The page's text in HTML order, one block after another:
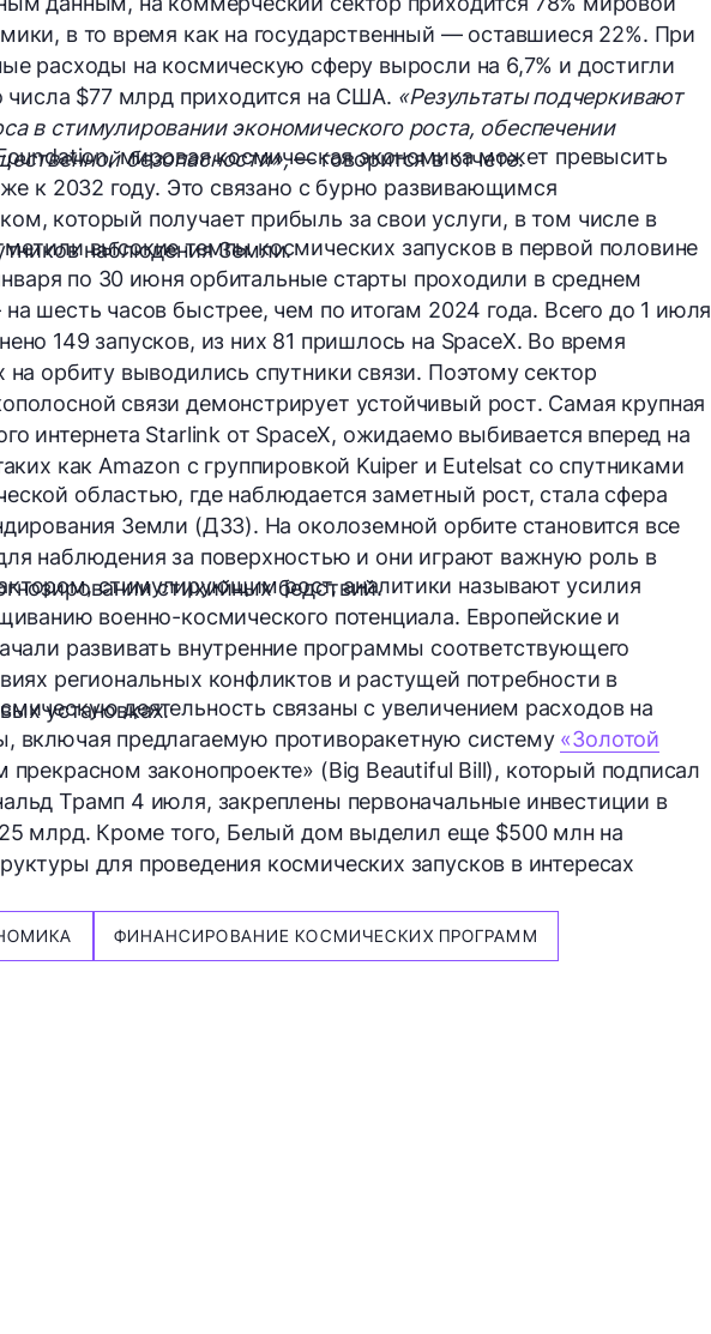
в то время как на государственный — оставшиеся 22%. При
расходы на космическую сферу выросли на 6,7% и достигли
числа $77 млрдприходится на США. «Результаты подчеркивают
в стимулировании экономического роста, обеспечении
безопасности»,— говорится в отчете.
мировая космическая экономика может превысить
к 2032 году. Это связано с бурно развивающимся
который получает прибыль за свои услуги, в том числе в
наблюдения Земли.
высокие темпы космических запусков в первой половине
по 30 июня орбитальные старты проходили в среднем
шесть часов быстрее, чем по итогам 2024 года. Всего до 1 июля
149 запусков, из них 81 пришлось на SpaceX. Во время
на орбиту выводились спутники связи. Поэтому сектор
связи демонстрирует устойчивый рост. Самая крупная
интернета Starlink от SpaceX, ожидаемо выбивается вперед на
как Amazon с группировкой Kuiper и Eutelsat со спутниками
областью, где наблюдается заметный рост, стала сфера
Земли (ДЗЗ). На околоземной орбите становится все
наблюдения за поверхностью и они играют важную роль в
стихийных бедствий.
стимулирующим рост, аналитики называют усилия
военно-космического потенциала. Европейские и
развивать внутренние программы соответствующего
региональных конфликтов и растущей потребности в
установках.деятельность связаны с увеличением расходов на
включая предлагаемую противоракетную систему «Золотой
законопроекте» (Big Beautiful Bill), который подписал
Трамп 4 июля, закреплены первоначальные инвестиции в
млрд. Кроме того, Белый дом выделил еще $500 млн на
для проведения космических запусков в интересах
ФИНАНСИРОВАНИЕ КОСМИЧЕСКИХ ПРОГРАММ